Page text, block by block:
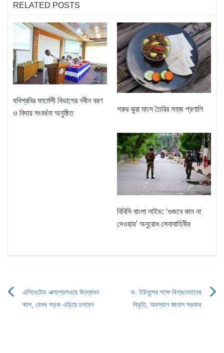
RELATED POSTS
যবিপ্রবির ফার্মেসী বিভাগের নবীন বরণ
ও বিদায় সংবর্ধনা অনুষ্ঠিত
গরুর ঝুরা মাংস তৈরির সহজ প্রণালি
বিবিসি বাংলা লাইভ: ‘গুজবে কান না
দেওয়ার’ অনুরোধ সেনাবাহিনীর
Post
এলিভেটেড এক্সপ্রেসওয়ে উদ্বোধন
কাল, যেসব সড়ক এড়িয়ে চলবেন
ড. ইউনূসের পক্ষে বিশ্বনেতাদের
বিবৃতি, অবস্থান জানাল সরকার